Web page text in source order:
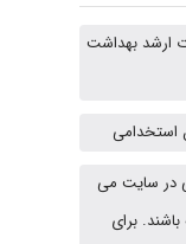
USER124
ارشد بهداشت
استخدامی
در سایت می
برای